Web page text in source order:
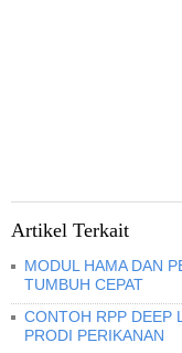
Artikel Terkait
MODUL HAMA DAN
TUMBUH CEPAT
CONTOH RPP DEEP
PRODI PERIKANAN